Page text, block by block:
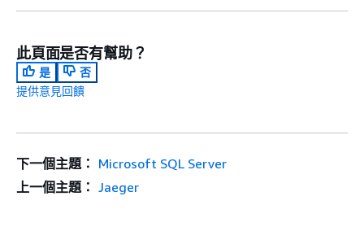
此頁面是否有幫助？
是
否
提供意見回饋
下一個主題： Microsoft SQL Server
上一個主題： Jaeger